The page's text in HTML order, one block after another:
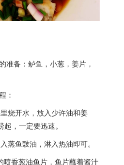
准备：鲈鱼，小葱，姜片，
：
烧开水，放入少许油和姜
，一定要迅速。
蒸鱼豉油，淋入热油即可。
喷香葱油鱼片，鱼片蘸着酱汁